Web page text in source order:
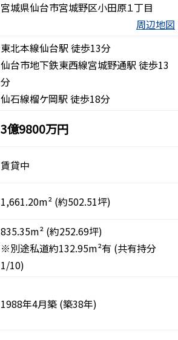
宮城県仙台市宮城野区小田原１丁目
周辺地図
東北本線仙台駅 徒歩13分
仙台市地下鉄東西線宮城野通駅 徒歩13
分
仙石線榴ケ岡駅 徒歩18分
3億9800万円
賃貸中
1,661.20m² (約502.51坪)
835.35m² (約252.69坪)
※別途私道約132.95m²有 (共有持分
1/10)
1988年4月築 (築38年)